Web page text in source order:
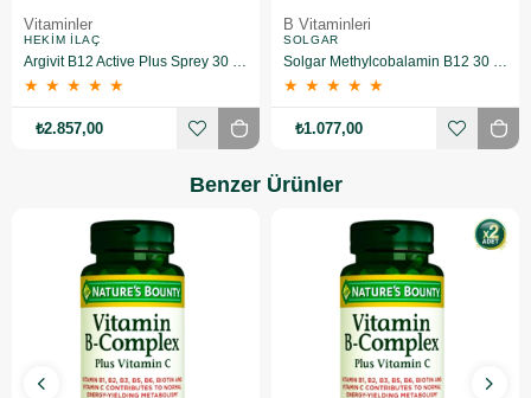
Vitaminler
HEKIM İLAÇ
Argivit B12 Active Plus Sprey 30 ml 10 Adet
★ ★ ★ ★ ★
₺2.857,00
B Vitaminleri
SOLGAR
Solgar Methylcobalamin B12 30 Tablet 3'lü
★ ★ ★ ★ ★
₺1.077,00
Benzer Ürünler